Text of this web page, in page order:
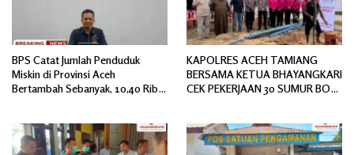
BPS Catat Jumlah Penduduk
Miskin di Provinsi Aceh
Bertambah Sebanyak, 10,40 Ribu
KAPOLRES ACEH TAMIANG
BERSAMA KETUA BHAYANGKARI
CEK PEKERJAAN 30 SUMUR BOR